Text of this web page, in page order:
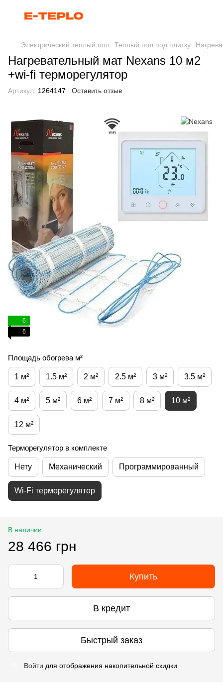
Электрический теплый пол Теплый пол под плитку
Нагревательный мат Nexans 10 м2
+wi-fi терморегулятор
Артикул: 1264147 Оставить отзыв
6
6
Площадь обогрева м²
1 м² 1.5 м² 2 м² 2.5 м² 3 м² 3.5 м²
4 м² 5 м² 6 м² 7 м² 8 м² 10 м²
12 м²
Терморегулятор в комплекте
Нету Механический Программированный
Wi-Fi терморегулятор
В наличии
28 466 грн
Купить
В кредит
Быстрый заказ
Войти для отображения накопительной скидки